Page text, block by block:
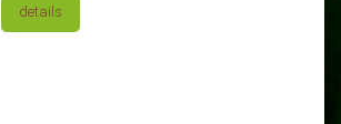
details